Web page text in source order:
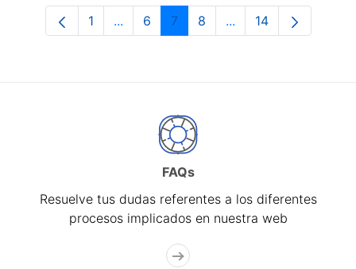
Página
1 ...Páginas intermedias Use TAB para
Página
6 Página
7 Página
8 ...Páginas intermedias
Página
14
FAQs
Resuelve tus dudas referentes a los diferentes
procesos implicados en nuestra web